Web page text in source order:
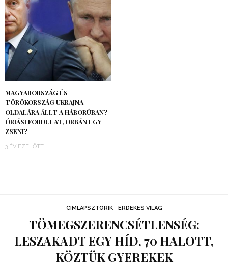
MAGYARORSZÁG ÉS
TÖRÖKORSZÁG UKRAJNA
OLDALÁRA ÁLLT A HÁBORÚBAN?
ÓRIÁSI FORDULAT, ORBÁN EGY
ZSENI?
3 ÉV EZELŐTT
CÍMLAPSZTORIK ÉRDEKES VILÁG
TÖMEGSZERENCSÉTLENSÉG:
LESZAKADT EGY HÍD, 70 HALOTT,
KÖZTÜK GYEREKEK